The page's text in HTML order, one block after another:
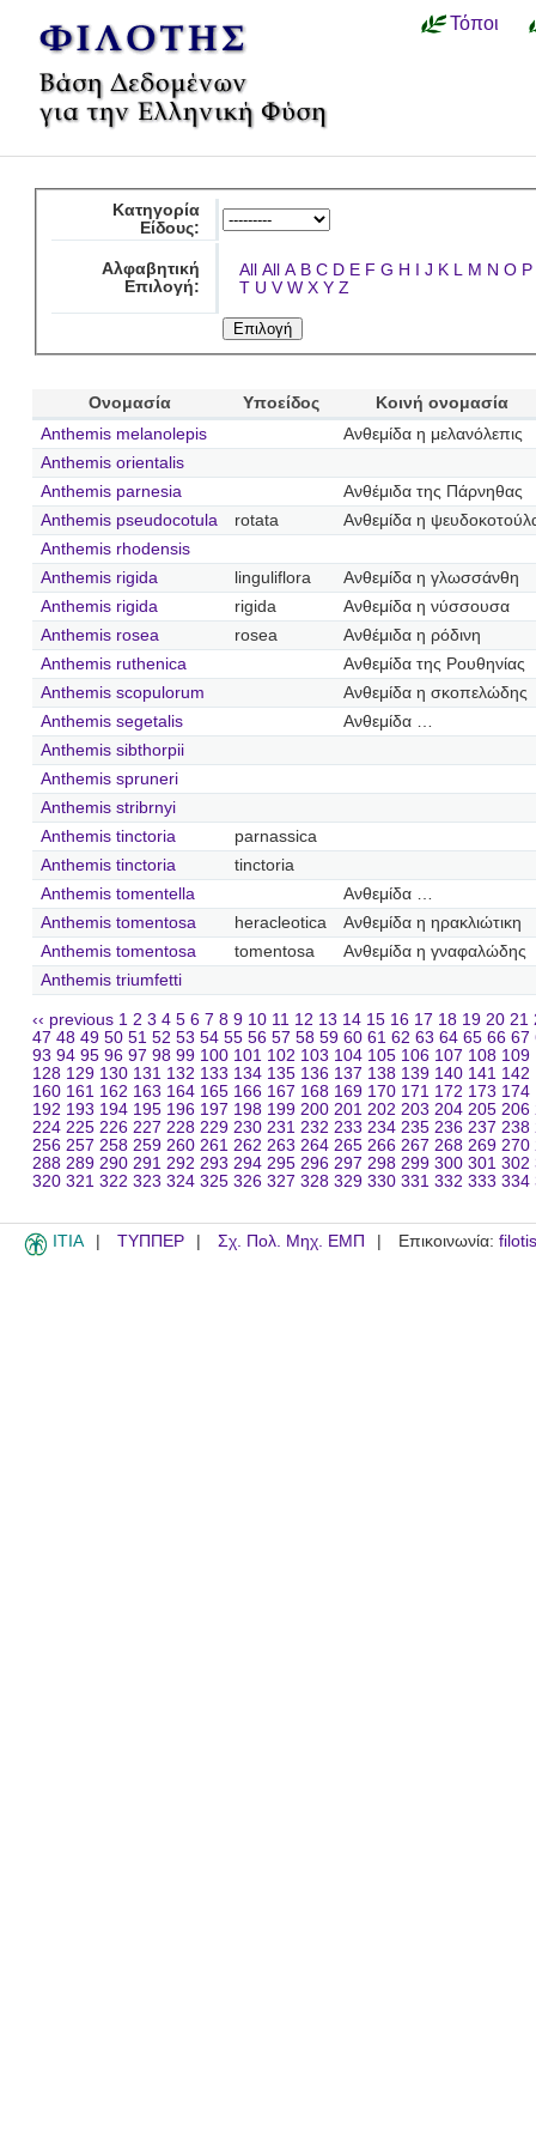
Τόποι
Κατηγορία
Είδους:
Αλφαβητική
Επιλογή:
All All A B C D E F G H I J K L M N O P
T U V W X Y Z
Ονομασία Υποείδος
Κοινή ονομασία
Anthemis melanolepis
Ανθεμίδα η μελανόλεπις
Anthemis orientalis
Anthemis parnesia
Ανθέμιδα της Πάρνηθας
Anthemis pseudocotula
rotata
Ανθεμίδα η
Anthemis rhodensis
Anthemis rigida
linguliflora
Ανθεμίδα η γλωσσάνθη
Anthemis rigida
rigida
Ανθεμίδα η νύσσουσα
Anthemis rosea
rosea
Ανθέμιδα η ρόδινη
Anthemis ruthenica
Ανθεμίδα της Ρουθηνίας
Anthemis scopulorum
Ανθεμίδα η σκοπελώδης
Anthemis segetalis
Ανθεμίδα …
Anthemis sibthorpii
Anthemis spruneri
Anthemis stribrnyi
Anthemis tinctoria
parnassica
Anthemis tinctoria
tinctoria
Anthemis tomentella
Ανθεμίδα …
Anthemis tomentosa
heracleotica
Ανθεμίδα η ηρακλιώτικη
Anthemis tomentosa
tomentosa
Ανθεμίδα η γναφαλώδης
Anthemis triumfetti
‹‹ previous 1 2 3 4 5 6 7 8 9 10 11 12 13 14 15 16 17 18 19 20 21
47 48 49 50 51 52 53 54 55 56 57 58 59 60 61 62 63 64 65 66 67
93 94 95 96 97 98 99 100 101 102 103 104 105 106 107 108 109
128 129 130 131 132 133 134 135 136 137 138 139 140 141 142
160 161 162 163 164 165 166 167 168 169 170 171 172 173 174
192 193 194 195 196 197 198 199 200 201 202 203 204 205 206
224 225 226 227 228 229 230 231 232 233 234 235 236 237 238
256 257 258 259 260 261 262 263 264 265 266 267 268 269 270
288 289 290 291 292 293 294 295 296 297 298 299 300 301 302
320 321 322 323 324 325 326 327 328 329 330 331 332 333 334
ITIA ΤΥΠΠΕΡ Σχ. Πολ. Μηχ. ΕΜΠ Επικοινωνία: